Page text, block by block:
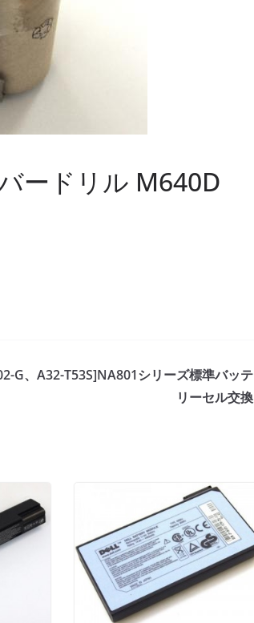
ードリル M640D
G、A32-T53S]NA801シリーズ標準バッテ
リーセル交換